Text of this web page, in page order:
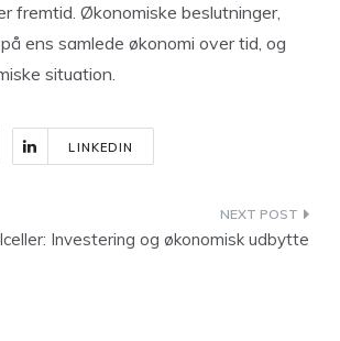
fremtid. Økonomiske beslutninger,
ens samlede økonomi over tid, og
situation.
LINKEDIN
Investering og økonomisk udbytte